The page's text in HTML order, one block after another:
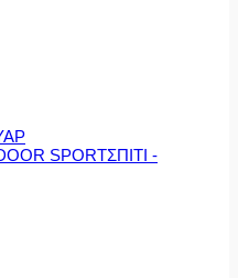
SPORTΣΠΙΤΙ -